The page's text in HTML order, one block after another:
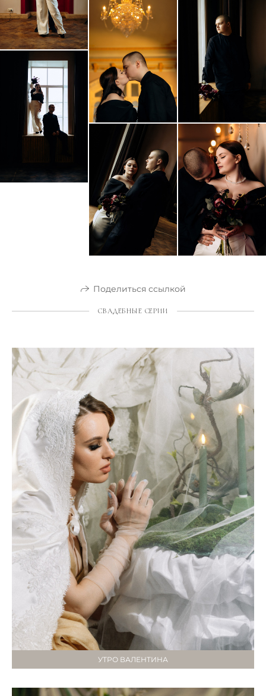
Поделиться ссылкой
СВАДЕБНЫЕ СЕРИИ
УТРО ВАЛЕНТИНА